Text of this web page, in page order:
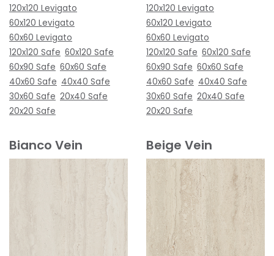
120x120 Levigato
60x120 Levigato
60x60 Levigato
120x120 Safe 60x120 Safe
60x90 Safe 60x60 Safe
40x60 Safe 40x40 Safe
30x60 Safe 20x40 Safe
20x20 Safe
120x120 Levigato
60x120 Levigato
60x60 Levigato
120x120 Safe 60x120 Safe
60x90 Safe 60x60 Safe
40x60 Safe 40x40 Safe
30x60 Safe 20x40 Safe
20x20 Safe
Bianco Vein Beige Vein